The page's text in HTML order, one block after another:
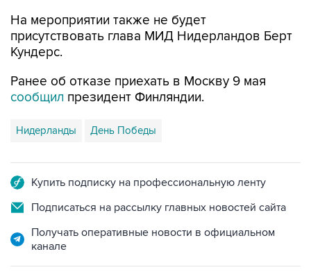
На мероприятии также не будет
присутствовать глава МИД Нидерландов Берт
Кундерс.
Ранее об отказе приехать в Москву 9 мая
сообщил президент Финляндии.
Нидерланды День Победы
Купить подписку на профессиональную ленту
Подписаться на рассылку главных новостей сайта
Получать оперативные новости в официальном
канале